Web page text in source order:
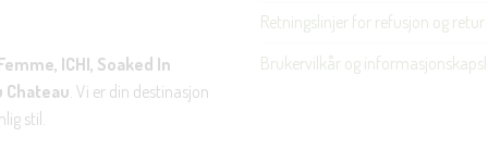
ICHI, Soaked In
Chateau. Vi er din destinasjon
stil.
Retningslinjer for refusjon og retur
Brukervilkår og